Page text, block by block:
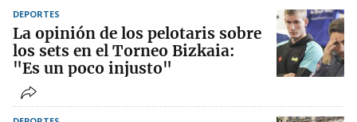
DEPORTES
La opinión de los pelotaris sobre
los sets en el Torneo Bizkaia:
"Es un poco injusto"